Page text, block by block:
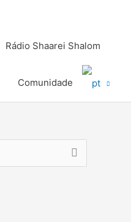
Rádio Shaarei Shalom
Comunidade